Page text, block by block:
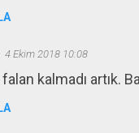
4 Ekim 2018 10:08
kalmadı artık.